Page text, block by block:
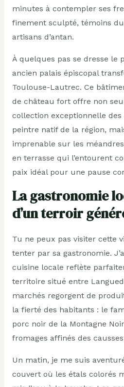
minutes à contempler ses
finement sculpté, témoins
artisans d’antan.
À quelques pas se dresse le
ancien palais épiscopal
Toulouse-Lautrec. Ce
de château fort offre non
collection exceptionnelle
peintre natif de la région,
imprenable sur les
en terrasse qui l’entourent
paix idéal pour une pause
La gastronomie
d’un terroir
Tu ne peux pas visiter cette
tenter par sa gastronomie.
cuisine locale reflète
territoire situé entre
marchés regorgent de
la fierté des habitants : le
porc noir de la Montagne
fromages affinés des
Un matin, je me suis
couvert où les étals colorés